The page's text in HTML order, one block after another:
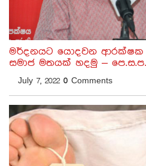
මර්දනයට යොදවන ආරක්ෂක
සමාජ මතයක් හදමු – පෙ.ස.ප.
July 7, 2022 0 Comments